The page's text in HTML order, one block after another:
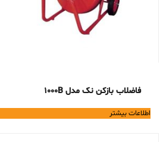
فاضلاب بازکن نک مدل 1000B
اطلاعات بیشتر